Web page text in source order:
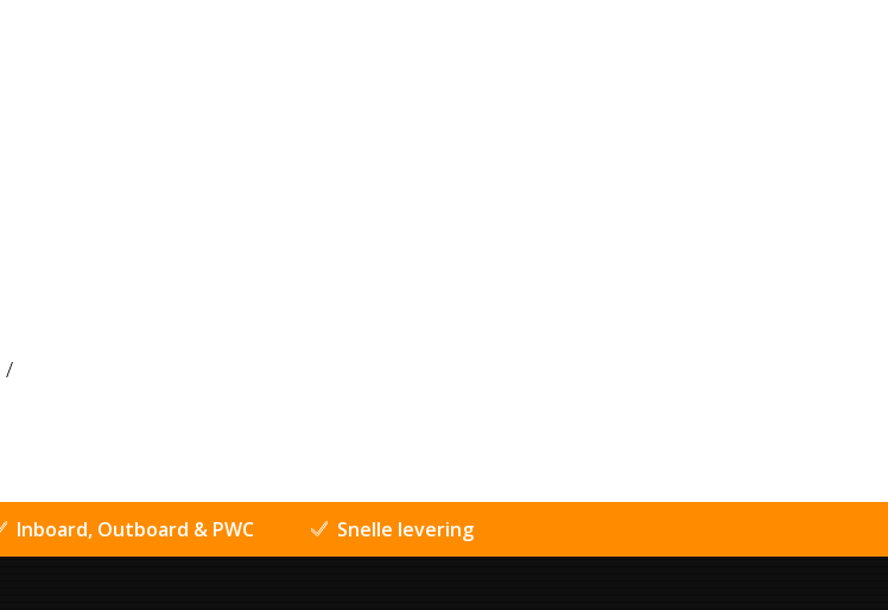
/
Inboard, Outboard & PWC Snelle levering